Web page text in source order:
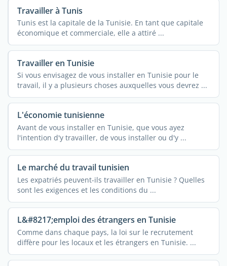
Travailler à Tunis
Tunis est la capitale de la Tunisie. En tant que capitale
économique et commerciale, elle a attiré ...
Travailler en Tunisie
Si vous envisagez de vous installer en Tunisie pour le
travail, il y a plusieurs choses auxquelles vous devrez ...
L'économie tunisienne
Avant de vous installer en Tunisie, que vous ayez
l'intention d'y travailler, de vous installer ou d'y ...
Le marché du travail tunisien
Les expatriés peuvent-ils travailler en Tunisie ? Quelles
sont les exigences et les conditions du ...
L&#8217;emploi des étrangers en Tunisie
Comme dans chaque pays, la loi sur le recrutement
diffère pour les locaux et les étrangers en Tunisie. ...